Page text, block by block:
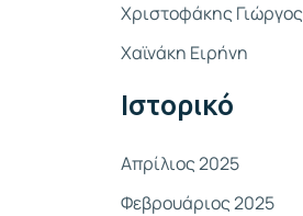
σ
η
α
:
Χριστοφάκης Γιώργος
Χαϊνάκη Ειρήνη
Ιστορικό
Απρίλιος 2025
Φεβρουάριος 2025